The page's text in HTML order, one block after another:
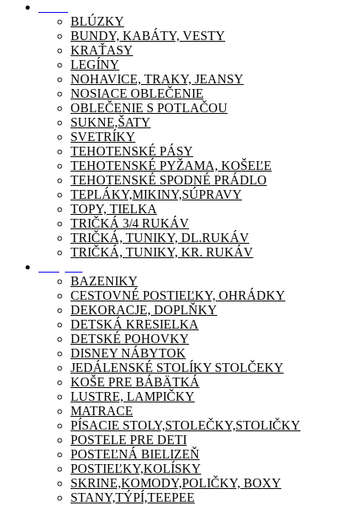
BLÚZKY
BUNDY, KABÁTY, VESTY
KRAŤASY
LEGÍNY
NOHAVICE, TRAKY, JEANSY
NOSIACE OBLEČENIE
OBLEČENIE S POTLAČOU
SUKNE,ŠATY
SVETRÍKY
TEHOTENSKÉ PÁSY
TEHOTENSKÉ PYŽAMA, KOŠEĽE
TEHOTENSKÉ SPODNÉ PRÁDLO
TEPLÁKY,MIKINY,SÚPRAVY
TOPY, TIELKA
TRIČKÁ 3/4 RUKÁV
TRIČKÁ, TUNIKY, DL.RUKÁV
TRIČKÁ, TUNIKY, KR. RUKÁV
BAZENIKY
CESTOVNÉ POSTIEĽKY, OHRÁDKY
DEKORACJE, DOPLŇKY
DETSKÁ KRESIELKA
DETSKÉ POHOVKY
DISNEY NÁBYTOK
JEDÁLENSKÉ STOLÍKY STOLČEKY
KOŠE PRE BÁBÄTKÁ
LUSTRE, LAMPIČKY
MATRACE
PÍSACIE STOLY,STOLEČKY,STOLIČKY
POSTELE PRE DETI
POSTEĽNÁ BIELIZEŇ
POSTIEĽKY,KOLÍSKY
SKRINE,KOMODY,POLIČKY, BOXY
STANY,TÝPÍ,TEEPEE